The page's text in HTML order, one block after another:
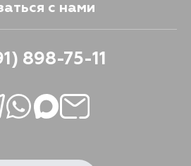
с нами
898-75-11